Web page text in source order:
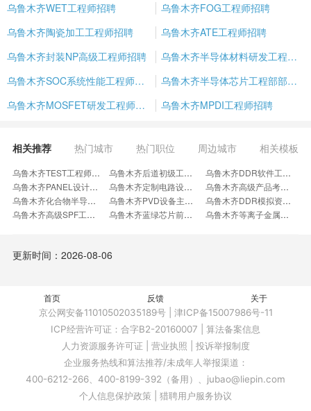
乌鲁木齐WET工程师招聘
乌鲁木齐FOG工程师招聘
乌鲁木齐陶瓷加工工程师招聘
乌鲁木齐ATE工程师招聘
乌鲁木齐封装NP高级工程师招聘
乌鲁木齐半导体材料研发工程师招聘
乌鲁木齐SOC系统性能工程师招聘
乌鲁木齐半导体芯片工程部部长招聘
乌鲁木齐MOSFET研发工程师招聘
乌鲁木齐MPDI工程师招聘
相关推荐 热门城市 热门职位 周边城市 相关模板
乌鲁木齐TEST工程师招聘 乌鲁木齐后道初级工程师招聘
乌鲁木齐DDR软件工程师招聘
乌鲁木齐PANEL设计岗招聘
乌鲁木齐定制电路设计工程师招聘
乌鲁木齐高级产品考核工程师招聘
乌鲁木齐化合物半导体IDM招聘
乌鲁木齐PVD设备主任工程师招聘
乌鲁木齐DDR模拟资深工程师招聘
乌鲁木齐高级SPF工程师招聘
乌鲁木齐蓝绿芯片前段工艺工程师招聘
乌鲁木齐等离子金属招聘
乌鲁木齐功率模块热设计工程师招聘
更新时间：2026-08-06
首页 反馈 关于